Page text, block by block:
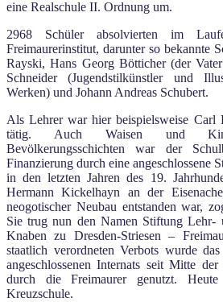
eine Realschule II. Ordnung um.
2968 Schüler absolvierten im
Freimaurerinstitut, darunter so bekannte
Rayski, Hans Georg Bötticher (der
Schneider (Jugendstilkünstler und
Werken) und Johann Andreas Schubert.
Als Lehrer war hier beispielsweise
tätig. Auch Waisen und
Bevölkerungsschichten war der
Finanzierung durch eine angeschlossene
in den letzten Jahren des 19.
Hermann Kickelhayn an der
neogotischer Neubau entstanden war,
Sie trug nun den Namen Stiftung Lehr-
Knaben zu Dresden-Striesen –
staatlich verordneten Verbots wurde
angeschlossenen Internats seit Mitte
durch die Freimaurer genutzt.
Kreuzschule.